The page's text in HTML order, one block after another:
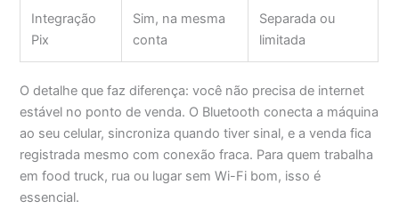
Integração
Pix
Sim, na mesma
conta
Separada ou
limitada
O detalhe que faz diferença: você não precisa de internet
estável no ponto de venda. O Bluetooth conecta a máquina
ao seu celular, sincroniza quando tiver sinal, e a venda fica
registrada mesmo com conexão fraca. Para quem trabalha
em food truck, rua ou lugar sem Wi-Fi bom, isso é
essencial.